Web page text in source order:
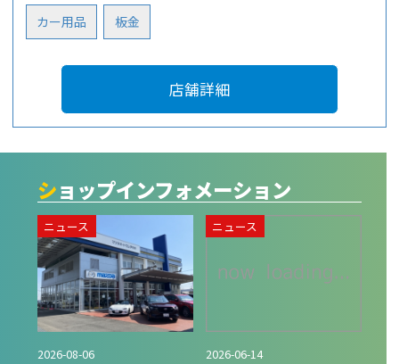
カー用品 板金
店舗詳細
ショップインフォメーション
ニュース
2026-08-06
ニュース
2026-06-14